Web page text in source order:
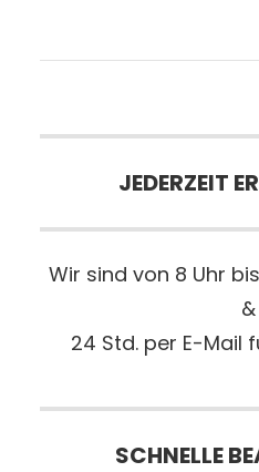
JEDERZEIT
Wir sind von 8 Uhr
&
24 Std. per E-Mail
SCHNELLE